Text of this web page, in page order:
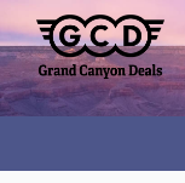
Saltar
para
o
conteúdo